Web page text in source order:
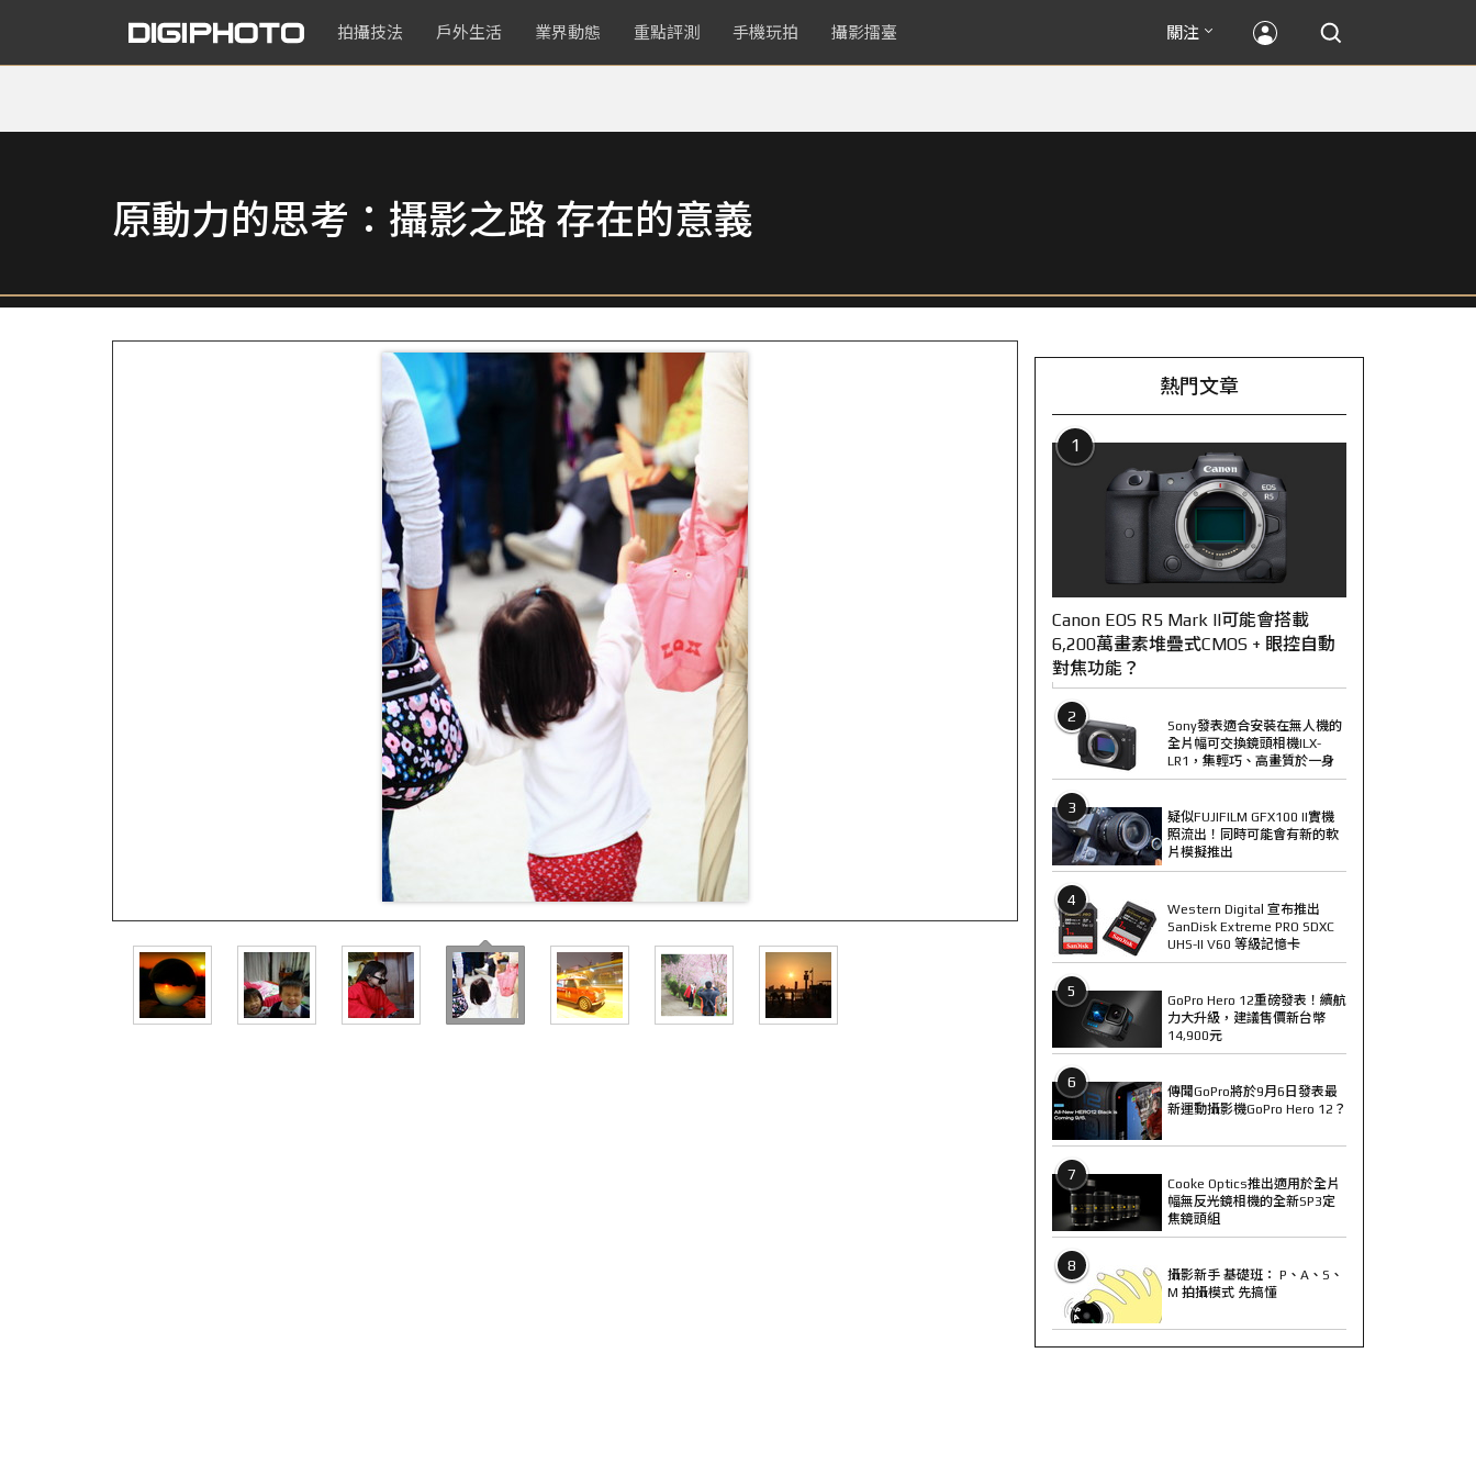
拍攝技法 戶外生活 業界動態 重點評測 手機玩拍 攝影擂臺 關注
原動力的思考：攝影之路 存在的意義
熱門文章
1
Canon EOS R5 Mark II可能會搭載
6,200萬畫素堆疊式CMOS + 眼控自動
對焦功能？
2
Sony發表適合安裝在無人機的
全片幅可交換鏡頭相機ILX-
LR1，集輕巧、高畫質於一身
3
疑似FUJIFILM GFX100 II實機
照流出！同時可能會有新的軟
片模擬推出
4
Western Digital 宣布推出
SanDisk Extreme PRO SDXC
UHS-II V60 等級記憶卡
5
GoPro Hero 12重磅發表！續航
力大升級，建議售價新台幣
14,900元
6
傳聞GoPro將於9月6日發表最
新運動攝影機GoPro Hero 12？
7
Cooke Optics推出適用於全片
幅無反光鏡相機的全新SP3定
焦鏡頭組
8
攝影新手 基礎班： P、A、S、
M 拍攝模式 先搞懂